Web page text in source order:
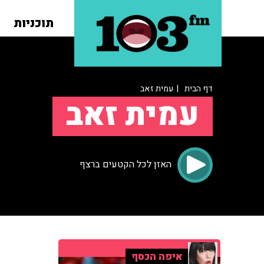
תוכניות
דף הבית | עמית זאב
עמית זאב
האזן לכל הקטעים ברצף
איפה הכסף